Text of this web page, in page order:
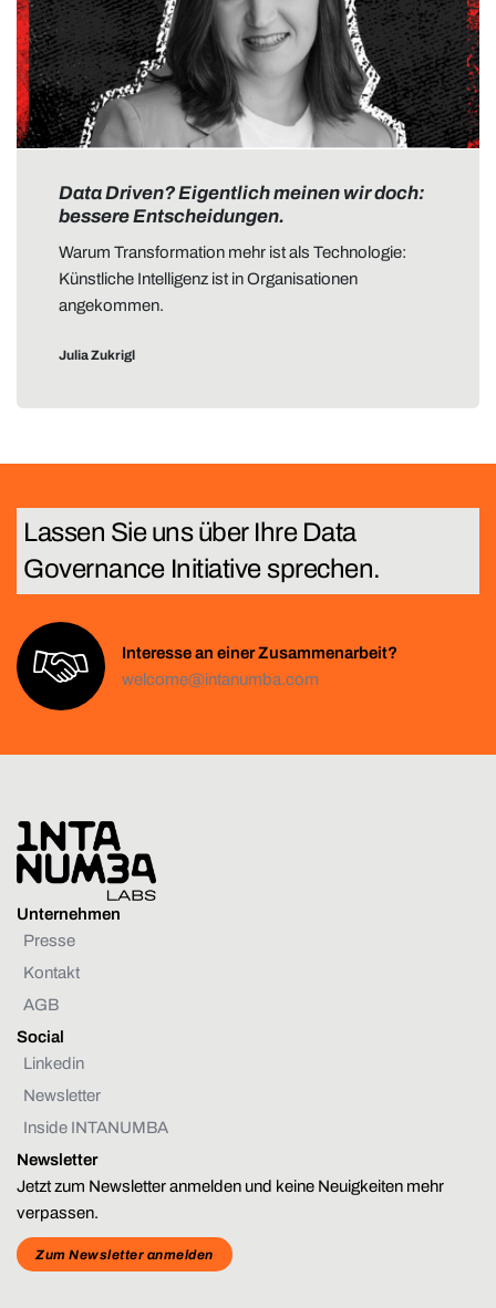
Data Driven? Eigentlich meinen wir doch:
bessere Entscheidungen.
Warum Transformation mehr ist als Technologie:
Künstliche Intelligenz ist in Organisationen
angekommen.
Julia Zukrigl
Lassen Sie uns über Ihre Tech
Interesse an einer Zusammenarbeit?
welcome@intanumba.com
Unternehmen
Presse
Kontakt
AGB
Social
Linkedin
Newsletter
Inside INTANUMBA
Newsletter
Jetzt zum Newsletter anmelden und keine Neuigkeiten mehr
verpassen.
Zum Newsletter anmelden